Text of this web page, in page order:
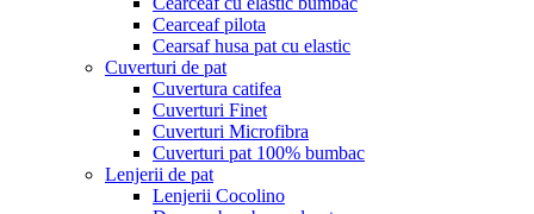
Cearceaf pilota
Cearsaf husa pat cu elastic
Cuverturi de pat
Cuvertura catifea
Cuverturi Finet
Cuverturi Microfibra
Cuverturi pat 100% bumbac
Lenjerii de pat
Lenjerii Cocolino